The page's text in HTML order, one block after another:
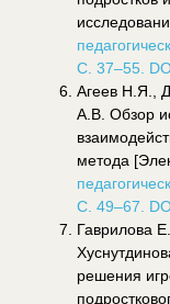
С. 37–55.
Агеев Н.Я.,
А.В. Обзор
метода
С. 49–67.
Гаврилова
решения